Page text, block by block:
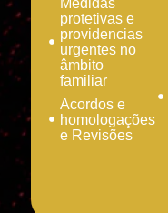
protetivas e
providencias
urgentes no
âmbito
familiar
Acordos e
homologações
e Revisões